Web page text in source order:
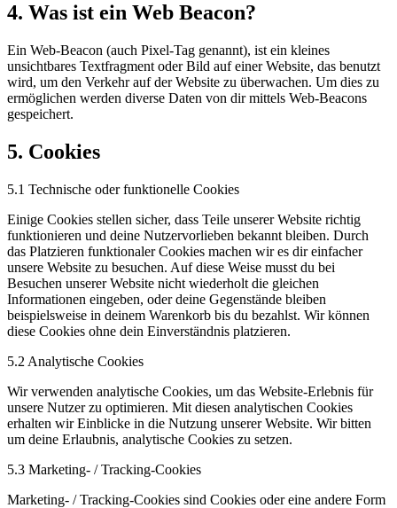
4. Was ist ein Web Beacon?
Ein Web-Beacon (auch Pixel-Tag genannt), ist ein kleines
unsichtbares Textfragment oder Bild auf einer Website, das benutzt
wird, um den Verkehr auf der Website zu überwachen. Um dies zu
ermöglichen werden diverse Daten von dir mittels Web-Beacons
gespeichert.
5. Cookies
5.1 Technische oder funktionelle Cookies
Einige Cookies stellen sicher, dass Teile unserer Website richtig
funktionieren und deine Nutzervorlieben bekannt bleiben. Durch
das Platzieren funktionaler Cookies machen wir es dir einfacher
unsere Website zu besuchen. Auf diese Weise musst du bei
Besuchen unserer Website nicht wiederholt die gleichen
Informationen eingeben, oder deine Gegenstände bleiben
beispielsweise in deinem Warenkorb bis du bezahlst. Wir können
diese Cookies ohne dein Einverständnis platzieren.
5.2 Analytische Cookies
Wir verwenden analytische Cookies, um das Website-Erlebnis für
unsere Nutzer zu optimieren. Mit diesen analytischen Cookies
erhalten wir Einblicke in die Nutzung unserer Website. Wir bitten
um deine Erlaubnis, analytische Cookies zu setzen.
5.3 Marketing- / Tracking-Cookies
Marketing- / Tracking-Cookies sind Cookies oder eine andere Form